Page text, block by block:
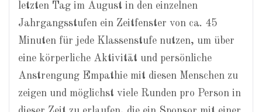
letzten Tag im August in den einzelnen
Jahrgangsstufen ein Zeitfenster von ca. 45
Minuten für jede Klassenstufe nutzen, um über
eine körperliche Aktivität und persönliche
Anstrengung Empathie mit diesen Menschen zu
zeigen und möglichst viele Runden pro Person in